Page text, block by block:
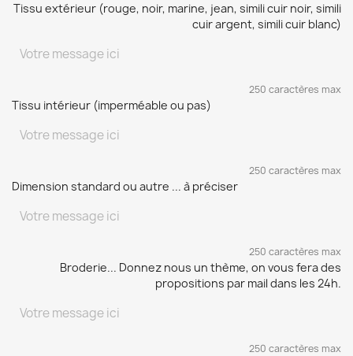
Tissu extérieur (rouge, noir, marine, jean, simili cuir noir, simili
cuir argent, simili cuir blanc)
250 caractères max
Tissu intérieur (imperméable ou pas)
250 caractères max
Dimension standard ou autre ... à préciser
250 caractères max
Broderie... Donnez nous un thème, on vous fera des
propositions par mail dans les 24h.
250 caractères max